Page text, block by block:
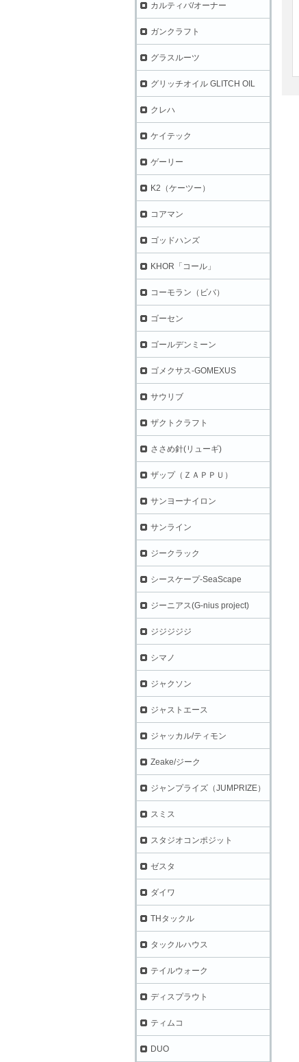
カルティバ/オーナー
ガンクラフト
グラスルーツ
グリッチオイル GLITCH OIL
クレハ
ケイテック
ゲーリー
K2（ケーツー）
コアマン
ゴッドハンズ
KHOR「コール」
コーモラン（ビバ）
ゴーセン
ゴールデンミーン
ゴメクサス-GOMEXUS
サウリブ
ザクトクラフト
ささめ針(リューギ)
ザップ（ＺＡＰＰＵ）
サンヨーナイロン
サンライン
ジークラック
シースケープ-SeaScape
ジーニアス(G-nius project)
ジジジジジ
シマノ
ジャクソン
ジャストエース
ジャッカル/ティモン
Zeake/ジーク
ジャンプライズ（JUMPRIZE）
スミス
スタジオコンポジット
ゼスタ
ダイワ
THタックル
タックルハウス
テイルウォーク
ディスプラウト
ティムコ
DUO